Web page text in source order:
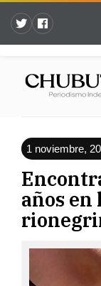
1 noviembre,
años en